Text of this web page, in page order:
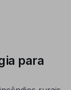
para